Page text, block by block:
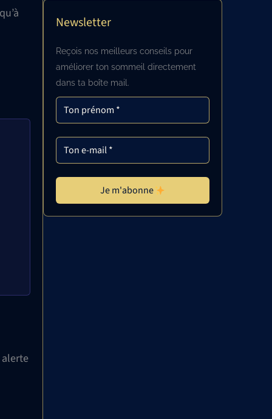
Newsletter
Reçois nos meilleurs conseils pour
améliorer ton sommeil directement
dans ta boîte mail.
Je m'abonne